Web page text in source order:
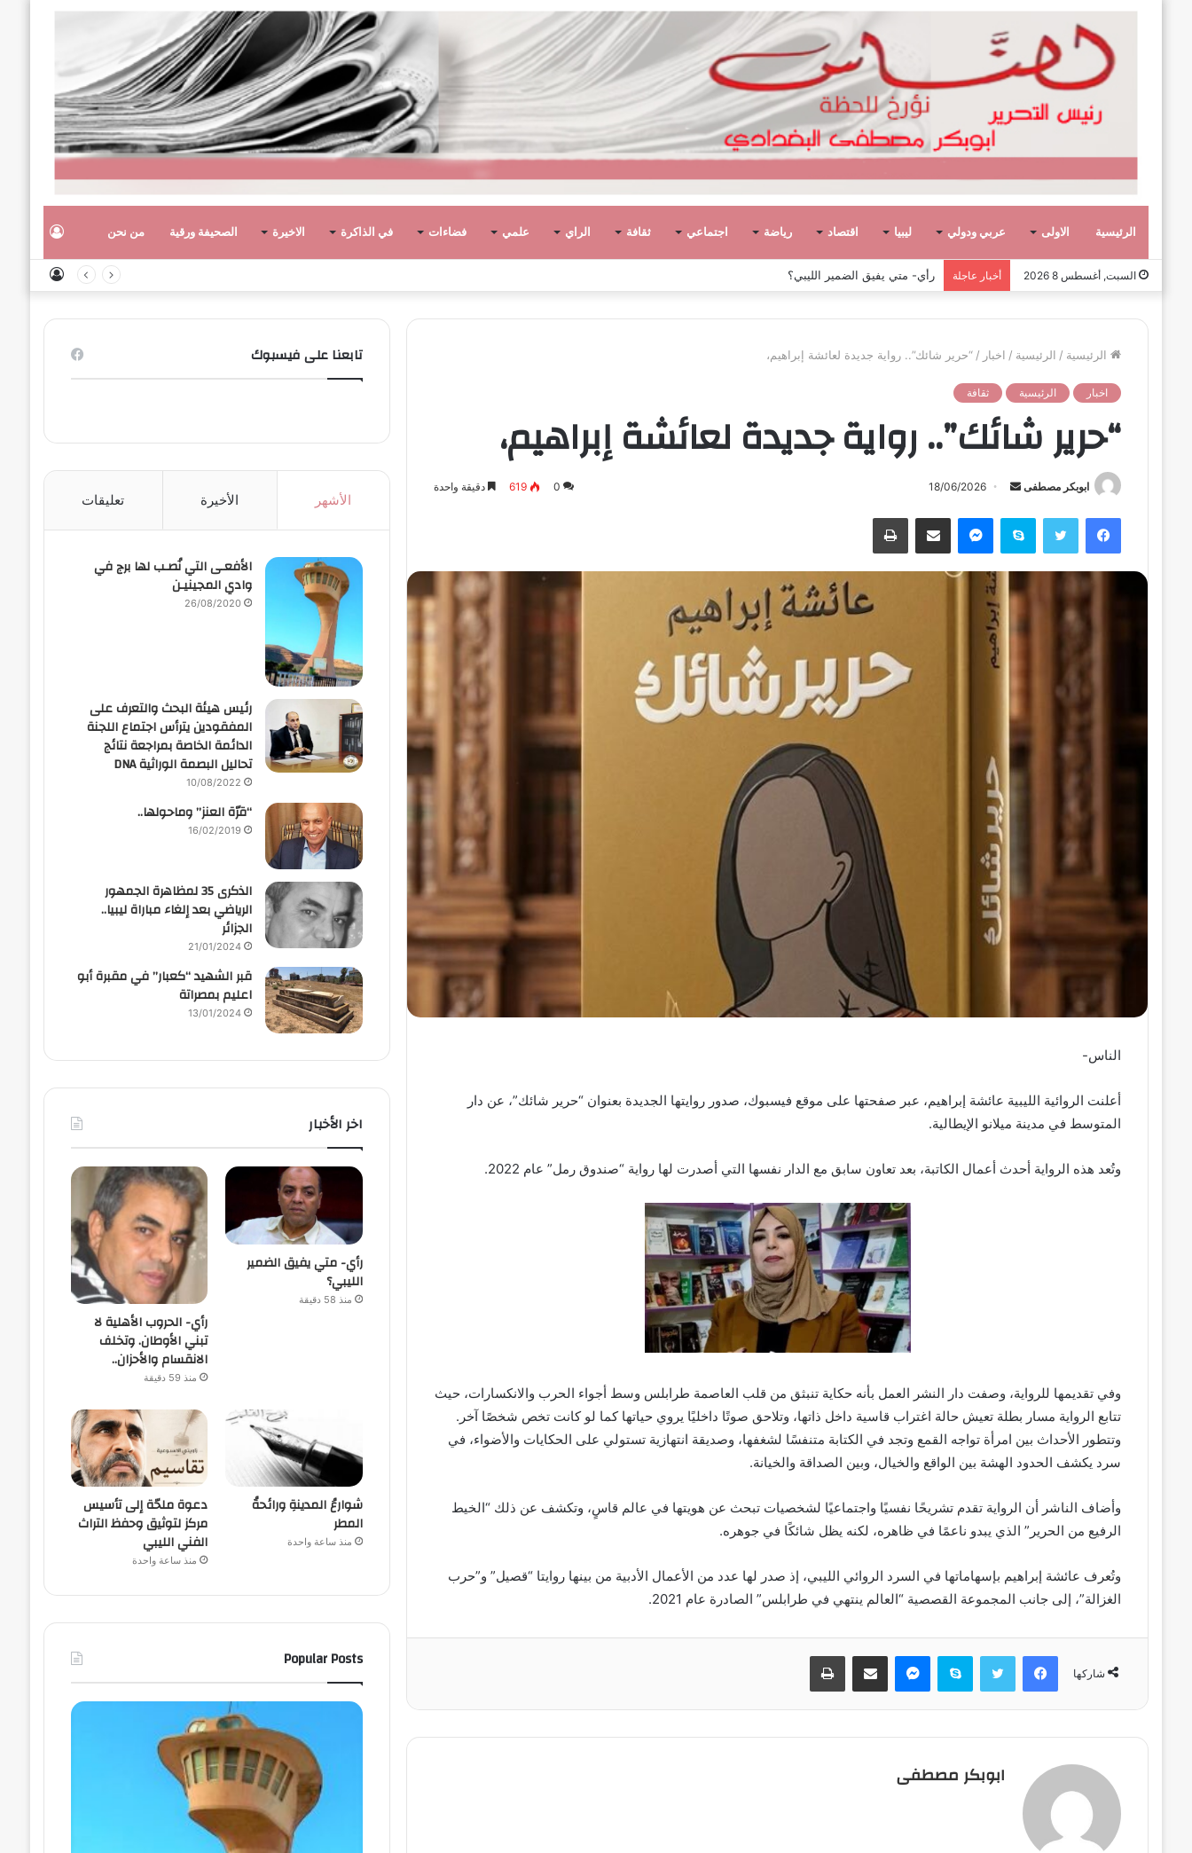
الرئيسية الاولى عربي ودولي ليبيا اقتصاد رياضة اجتماعي ثقافة الراي علمي فضاءات في الذاكرة الاخيرة الصحيفة ورقية من نحن
السبت, أغسطس 8 2026 أخبار عاجلة رأي- الحروب الأهلية لا تبني الأوطان. وتخلف الانقسام والأحزان..
الرئيسية / الرئيسية / اخبار / “حرير شائك”.. رواية جديدة لعائشة إبراهيم،
اخبار الرئيسية ثقافة
“حرير شائك”.. رواية جديدة لعائشة إبراهيم،
ابوبكر مصطفى
أ
ب
ر
د
ك
18/06/2026
0
619 دقيقة واحدة
فيسبوك تويتر سكايب ماسنجر مشاركة عبر البريد طباعة
الناس-
أعلنت الروائية الليبية عائشة إبراهيم، عبر صفحتها على موقع فيسبوك، صدور روايتها الجديدة بعنوان “حرير شائك”، عن دار
المتوسط في مدينة ميلانو الإيطالية.
وتُعد هذه الرواية أحدث أعمال الكاتبة، بعد تعاون سابق مع الدار نفسها التي أصدرت لها رواية “صندوق رمل” عام 2022.
وفي تقديمها للرواية، وصفت دار النشر العمل بأنه حكاية تنبثق من قلب العاصمة طرابلس وسط أجواء الحرب والانكسارات، حيث
تتابع الرواية مسار بطلة تعيش حالة اغتراب قاسية داخل ذاتها، وتلاحق صوتًا داخليًا يروي حياتها كما لو كانت تخص شخصًا آخر.
وتتطور الأحداث بين امرأة تواجه القمع وتجد في الكتابة متنفسًا لشغفها، وصديقة انتهازية تستولي على الحكايات والأضواء، في
سرد يكشف الحدود الهشة بين الواقع والخيال، وبين الصداقة والخيانة.
وأضاف الناشر أن الرواية تقدم تشريحًا نفسيًا واجتماعيًا لشخصيات تبحث عن هويتها في عالم قاسٍ، وتكشف عن ذلك “الخيط
الرفيع من الحرير” الذي يبدو ناعمًا في ظاهره، لكنه يظل شائكًا في جوهره.
وتُعرف عائشة إبراهيم بإسهاماتها في السرد الروائي الليبي، إذ صدر لها عدد من الأعمال الأدبية من بينها روايتا “قصيل” و”حرب
الغزالة”، إلى جانب المجموعة القصصية “العالم ينتهي في طرابلس” الصادرة عام 2021.
شاركها
فيسبوك تويتر سكايب ماسنجر مشاركة عبر البريد طباعة
ابوبكر مصطفى
تابعنا على فيسبوك
الأشهر الأخيرة تعليقات
الأفعـى التي نُصـب لها برج في
وادي المجينيـن
26/08/2020
رئيس هيئة البحث والتعرف على
المفقودين يترأس اجتماع اللجنة
الدائمة الخاصة بمراجعة نتائج
تحاليل البصمة الوراثية DNA
10/08/2022
“قرّة العنز” وماحولها..
16/02/2019
الذكرى 35 لمظاهرة الجمهور
الرياضي بعد إلغاء مباراة ليبيا..
الجزائر
21/01/2024
قبر الشهيد “كعبار” في مقبرة أبو
اعليم بمصراتة
13/01/2024
اخر الأخبار
رأي- متي يفيق الضمير
الليبي؟
منذ 58 دقيقة
رأي- الحروب الأهلية لا
تبني الأوطان. وتخلف
الانقسام والأحزان..
منذ 59 دقيقة
شوارعُ المدينةِ ورائحةُ
المطر
منذ ساعة واحدة
دعوة ملحّة إلى تأسيس
مركز لتوثيق وحفظ التراث
الفني الليبي
منذ ساعة واحدة
Popular Posts